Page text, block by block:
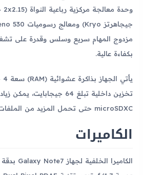
مزدوج المهام سريع وسلس وقدرة على
بكفاءة عالية.
تخزين داخلية تبلغ 64 جيجابايت،
microSDXC حتى تحمل المزيد من الملفات والتطبيقات والصور.
الكاميرات